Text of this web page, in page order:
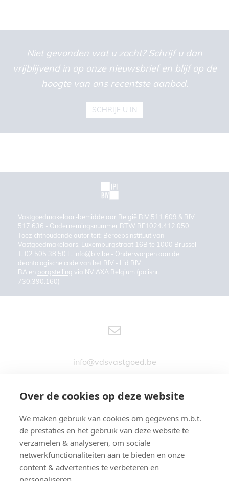
Niet gevonden wat u zocht? Schrijf u dan
vrijblijvend in op onze nieuwsbrief en blijf op de
hoogte van ons recentste aanbod.
SCHRIJF U IN
Vastgoedmakelaar-bemiddelaar België BIV 511.609 & BIV
517.636 - Ondernemingsnummer BTW BE1024.412.050
Toezichthoudende autoriteit: Beroepsinstituut van
Vastgoedmakelaars, Luxemburgstraat 16B te 1000 Brussel
T. 02 505 38 50 E. info@biv.be - Onderworpen aan de
deontologische code van het BIV - Lid BIV
BA en borgstelling via NV AXA Belgium (polisnr.
730.390.160)
info@vdsvastgoed.be
Stationsstraat 76
9890 GAVERE
Over de cookies op deze website
We maken gebruik van cookies om gegevens m.b.t.
de prestaties en het gebruik van deze website te
verzamelen & analyseren, om sociale
netwerkfunctionaliteiten aan te bieden en onze
content & advertenties te verbeteren en